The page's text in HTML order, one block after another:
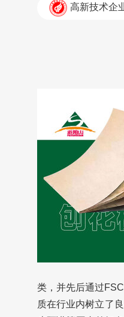
高新技术企
类，并先后通过
质在行业内树立了